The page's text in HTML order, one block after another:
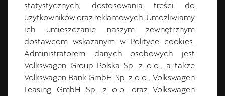
Emil Karbowski
statystycznych, dostosowania treści do
użytkowników oraz reklamowych. Umożliwiamy
ich umieszczanie naszym zewnętrznym
dostawcom wskazanym w Polityce cookies.
Administratorem danych osobowych jest
Volkswagen Group Polska Sp. z o.o., a także
Volkswagen Bank GmbH Sp. z o.o., Volkswagen
Leasing GmbH Sp. z o.o. oraz Volkswagen